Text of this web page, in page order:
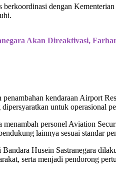
dengan
Akan Direaktivasi,
kendaraan Airport
untuk operasional
personel Aviation
lainnya sesuai standar
Husein Sastranegara
serta menjadi pendorong